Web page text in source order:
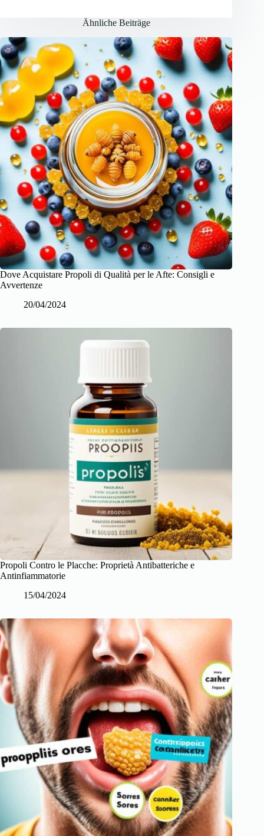
Ähnliche Beiträge
Dove Acquistare Propoli di Qualità per le Afte: Consigli e
Avvertenze
20/04/2024
Propoli Contro le Placche: Proprietà Antibatteriche e
Antinfiammatorie
15/04/2024